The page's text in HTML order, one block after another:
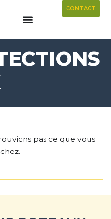
CONTACT
pas ce que vous